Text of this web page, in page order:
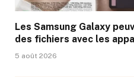
Les Samsung Galaxy
des fichiers avec les
5 août 2026